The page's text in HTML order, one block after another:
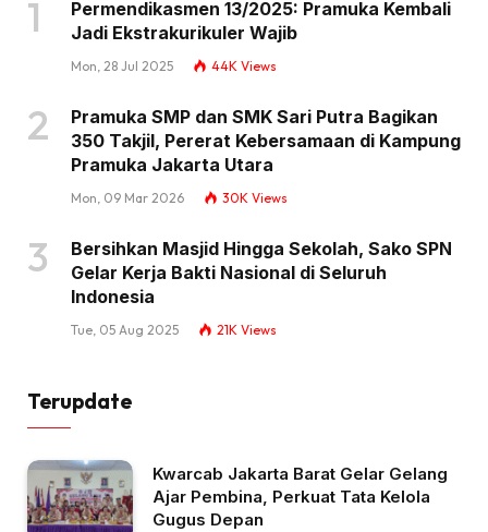
Permendikasmen 13/2025: Pramuka Kembali
Jadi Ekstrakurikuler Wajib
Mon, 28 Jul 2025 44K Views
Pramuka SMP dan SMK Sari Putra Bagikan
350 Takjil, Pererat Kebersamaan di Kampung
Pramuka Jakarta Utara
Mon, 09 Mar 2026 30K Views
Bersihkan Masjid Hingga Sekolah, Sako SPN
Gelar Kerja Bakti Nasional di Seluruh
Indonesia
Tue, 05 Aug 2025 21K Views
Terupdate
Kwarcab Jakarta Barat Gelar Gelang
Ajar Pembina, Perkuat Tata Kelola
Gugus Depan